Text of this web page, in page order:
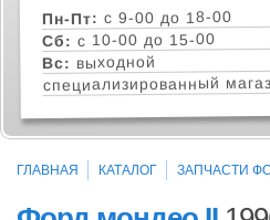
Пн-Пт: с 9-00 до 18-00
Сб: с 10-00 до 15-00
Вс: выходной
специализированный
ГЛАВНАЯ КАТАЛОГ ЗАПЧАСТИ